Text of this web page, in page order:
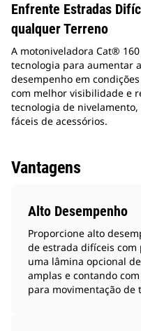
Enfrente Estradas
qualquer Terreno
A motoniveladora Cat®
tecnologia para aumentar
desempenho em
com melhor visibilidade e
tecnologia de
fáceis de acessórios.
Vantagens
Alto Desempenho
Proporcione alto
de estrada difíceis
uma lâmina opcional
amplas e contando
para movimentação de